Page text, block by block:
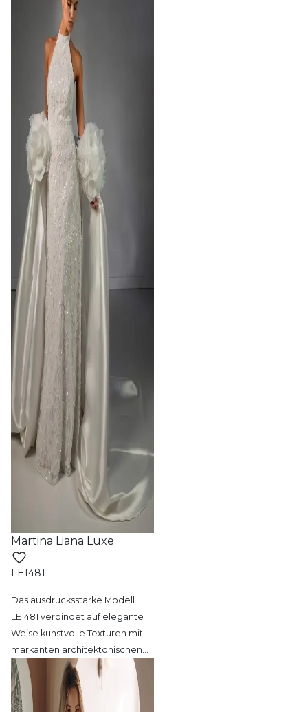
Martina Liana Luxe
LE1481
Das ausdrucksstarke Modell
LE1481 verbindet auf elegante
Weise kunstvolle Texturen mit
markanten architektonischen